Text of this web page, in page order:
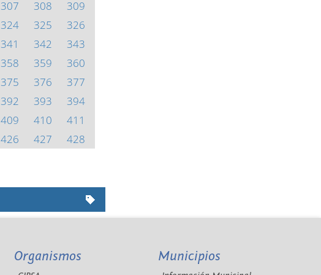
307 308
309
324 325
326
341 342
343
358 359
360
375 376
377
392 393
394
409 410
411
426 427
428
Organismos Municipios